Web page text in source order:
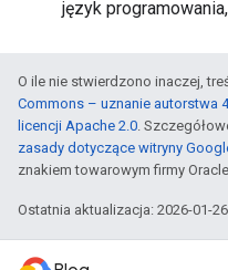
język
O ile nie stwierdzono inaczej,
Commons – uznanie autorstwa
licencji Apache 2.0.
zasady dotyczące witryny
znakiem towarowym firmy
Ostatnia aktualizacja: 2026-01-